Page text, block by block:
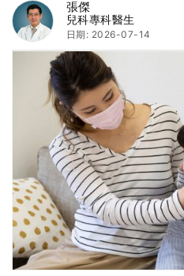
張傑
兒科專科醫生
日期: 2026-07-14